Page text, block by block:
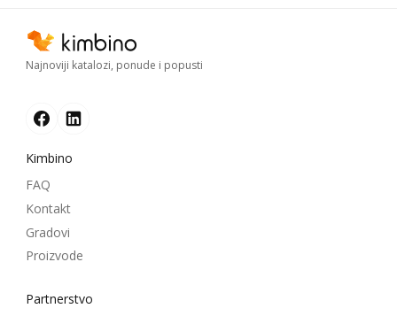
Najnoviji katalozi, ponude i popusti
Kimbino
FAQ
Kontakt
Gradovi
Proizvode
Partnerstvo